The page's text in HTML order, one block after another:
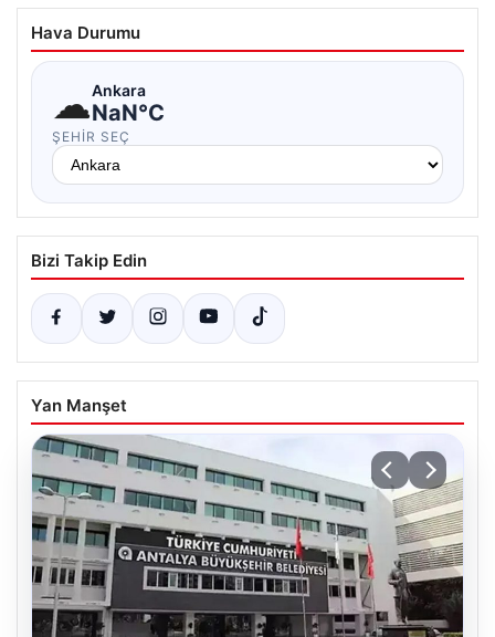
Hava Durumu
☁Ankara
NaN°C
ŞEHIR SEÇ
Bizi Takip Edin
Yan Manşet